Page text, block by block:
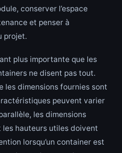
conserver l’espace
et penser à
projet.
plus importante que les
ne disent pas tout.
les dimensions fournies sont
peuvent varier
les dimensions
les hauteurs utiles doivent
lorsqu’un container est